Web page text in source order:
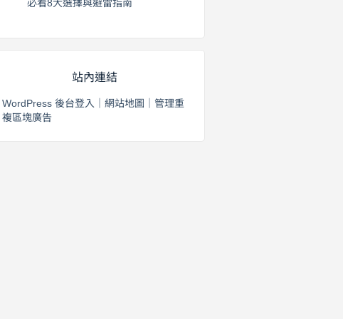
必看8大選擇與避雷指南
站內連結
WordPress 後台登入 網站地圖
管理重
複區塊廣告